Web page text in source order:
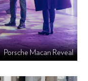
Porsche Macan Reveal